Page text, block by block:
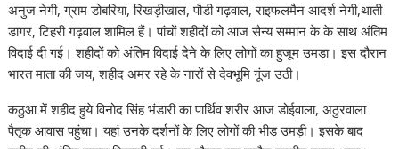
अनुज नेगी, ग्राम डोबरिया, रिखड़ीखाल, पौडी गढ़वाल, राइफलमैन आदर्श नेगी,थाती
डागर, टिहरी गढ़वाल शामिल हैं। पांचों शहीदों को आज सैन्य सम्मान के के साथ अंतिम
विदाई दी गई। शहीदों को अंतिम विदाई देने के लिए लोगों का हुजूम उमड़ा। इस दौरान
भारत माता की जय, शहीद अमर रहे के नारों से देवभूमि गूंज उठी।
कठुआ में शहीद हुये विनोद सिंह भंडारी का पार्थिव शरीर आज डोईवाला, अठुरवाला
पैतृक आवास पहुंचा। यहां उनके दर्शनों के लिए लोगों की भीड़ उमड़ी। इसके बाद